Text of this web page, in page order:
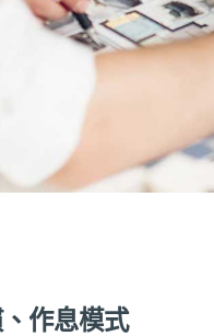
作息模式